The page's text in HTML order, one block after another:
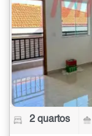
2 quartos